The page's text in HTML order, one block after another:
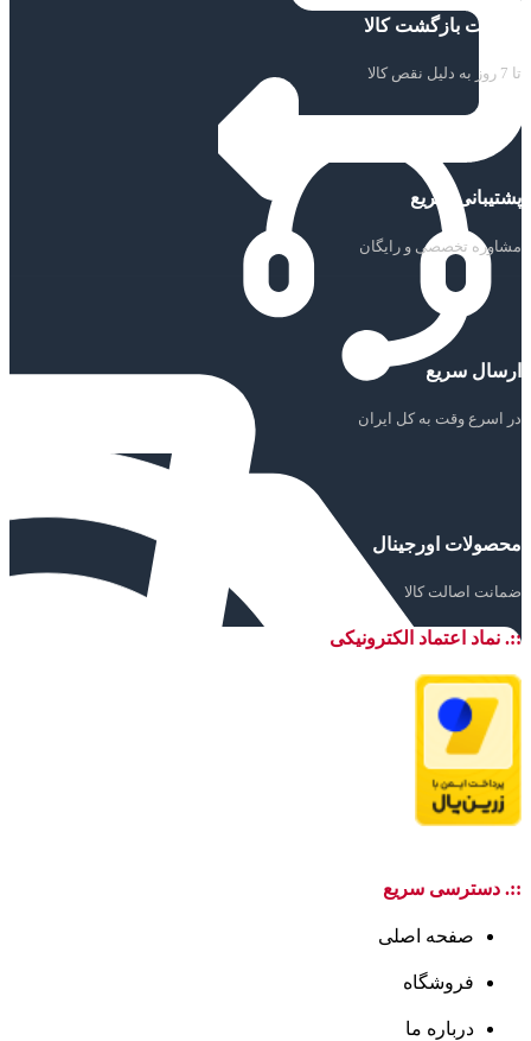
ضمانت بازگشت کالا
تا 7 روز به دلیل نقص کالا
پشتیبانی سریع
مشاوره تخصصی و رایگان
ارسال سریع
در اسرع وقت به کل ایران
محصولات اورجینال
ضمانت اصالت کالا
::. نماد اعتماد الکترونیکی
::. دسترسی سریع
صفحه اصلی
فروشگاه
درباره ما